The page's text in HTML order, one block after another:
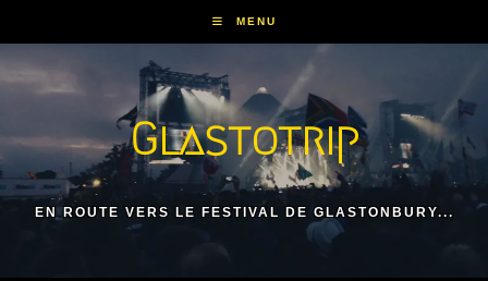
content
MENU
Glastotrip
EN ROUTE VERS LE FESTIVAL DE GLASTONBURY...